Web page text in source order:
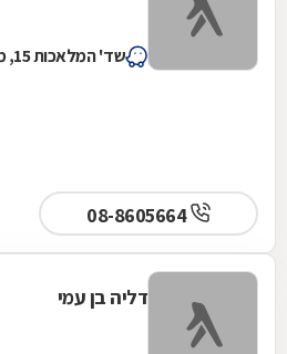
שד' המלאכות 15, מודיעין
08-8605664
דליה בן עמי